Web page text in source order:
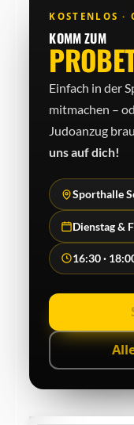
KOSTENLOS ·
KOMM ZUM
Einfach in der
mitmachen –
Judo­anzug
uns auf dich!
Sporthalle
Dienstag &
16:30 ·